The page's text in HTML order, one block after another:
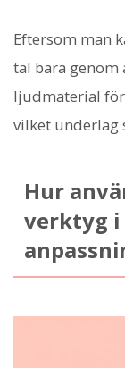
Eftersom man
tal bara genom
ljudmaterial
vilket underlag
Hur
verktyg i